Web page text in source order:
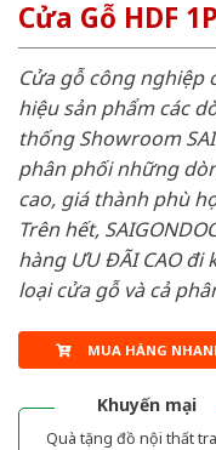
Cửa Gỗ HDF
Cửa gỗ công nghiệp
hiệu sản phẩm các
thống Showroom
phân phối những
cao, giá thành phù
Trên hết,
hàng ƯU ĐÃI CAO đi
loại cửa gỗ và cả
MUA HÀNG
Khuyến mại
Quà tặng đồ nội thất